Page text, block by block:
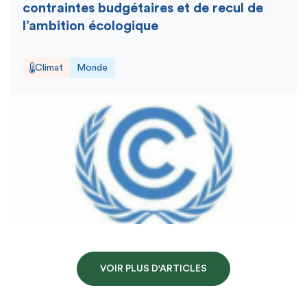
contraintes budgétaires et de recul de
l’ambition écologique
Climat Monde
VOIR PLUS D'ARTICLES